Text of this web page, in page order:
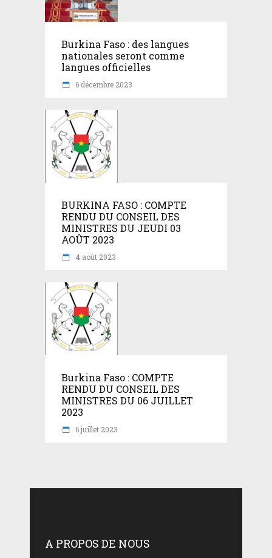
Burkina Faso : des langues
nationales seront comme
langues officielles
6 décembre 2023
BURKINA FASO : COMPTE
RENDU DU CONSEIL DES
MINISTRES DU JEUDI 03
AOÛT 2023
4 août 2023
Burkina Faso : COMPTE
RENDU DU CONSEIL DES
MINISTRES DU 06 JUILLET
2023
6 juillet 2023
A PROPOS DE NOUS